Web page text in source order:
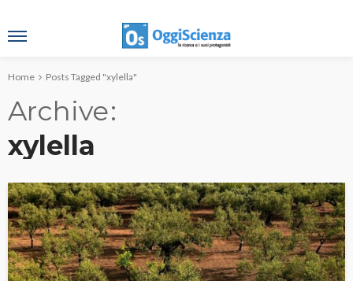
Home Posts Tagged "xylella"
Archive
xylella